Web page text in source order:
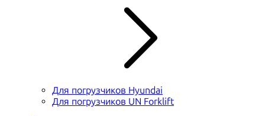
Для погрузчиков Hyundai
Для погрузчиков UN Forklift